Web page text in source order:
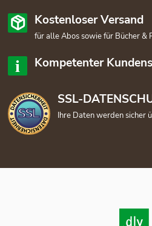
Kostenloser Versand
für alle Abos sowie für Bücher
Kompetenter
SSL-
Ihre Daten werden sicher